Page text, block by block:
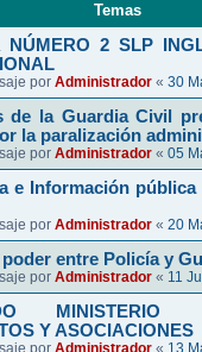
Temas
NÚMERO 2 SLP
por Administrador « 30
de la Guardia Civil
la paralización
por Administrador « 05
e Información
por Administrador « 20
poder entre Policía y
por Administrador « 11
MINISTERIO
Y ASOCIACIONES